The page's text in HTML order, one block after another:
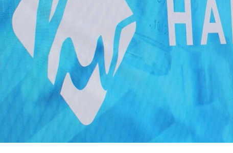
marca
de
Harrisvaccines